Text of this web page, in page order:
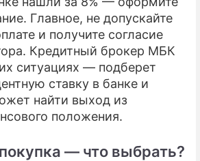
Главное, не допускайте
и получите согласие
Кредитный брокер МБК
ситуациях — подберет
ставку в банке и
найти выход из
положения.
— что выбрать?